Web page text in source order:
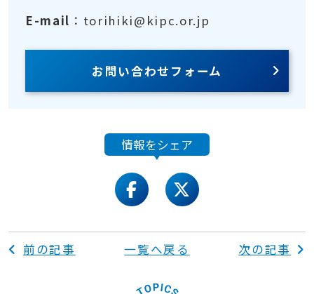
E-mail ：torihiki@kipc.or.jp
お問い合わせフォーム
情報をシェア
facebooktwitter
前の記事 一覧へ戻る 次の記事